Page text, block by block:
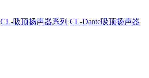
CL-吸顶扬声器系列 CL-Dante吸顶扬声器